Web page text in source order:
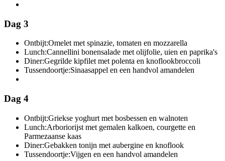
Dag 3
Ontbijt:Omelet met spinazie, tomaten en mozzarella
Lunch:Cannellini bonensalade met olijfolie, uien en paprika's
Diner:Gegrilde kipfilet met polenta en knoflookbroccoli
Tussendoortje:Sinaasappel en een handvol amandelen
Dag 4
Ontbijt:Griekse yoghurt met bosbessen en walnoten
Lunch:Arboriorijst met gemalen kalkoen, courgette en
Parmezaanse kaas
Diner:Gebakken tonijn met aubergine en knoflook
Tussendoortje:Vijgen en een handvol amandelen